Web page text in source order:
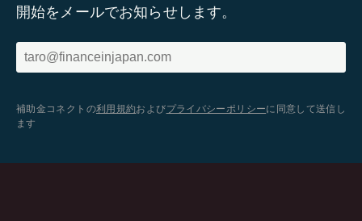
開始をメールでお知らせします。
補助金コネクトの利用規約およびプライバシーポリシーに同意して送信し
ます